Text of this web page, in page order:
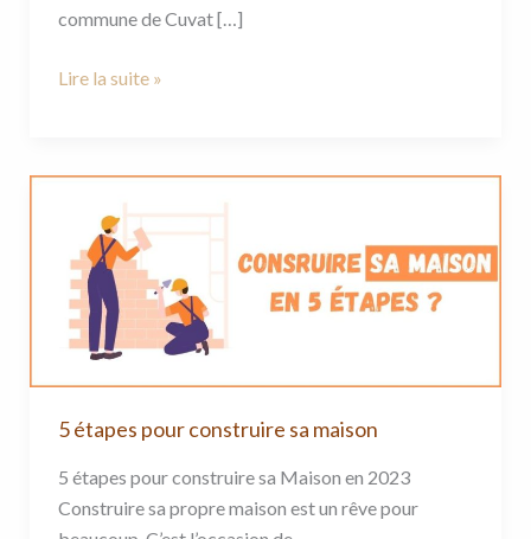
commune de Cuvat […]
Bois
Lire la suite »
5 étapes pour construire sa maison
5 étapes pour construire sa Maison en 2023
Construire sa propre maison est un rêve pour
étapes
pour
construire
sa
maison